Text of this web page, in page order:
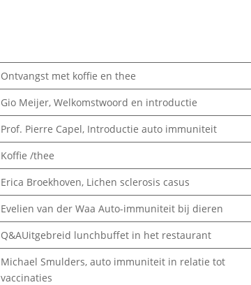
Ontvangst met koffie en thee
Gio Meijer, Welkomstwoord en introductie
Prof. Pierre Capel, Introductie auto immuniteit
Koffie /thee
Erica Broekhoven, Lichen sclerosis casus
Evelien van der Waa Auto-immuniteit bij dieren
Q&AUitgebreid lunchbuffet in het restaurant
Michael Smulders, auto immuniteit in relatie tot
vaccinaties